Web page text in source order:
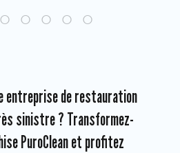
entreprise de restauration
sinistre ? Transformez-
PuroClean et profitez